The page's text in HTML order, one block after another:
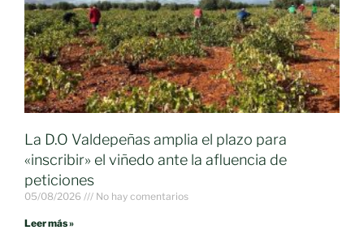
La D.O Valdepeñas amplia el plazo para
«inscribir» el viñedo ante la afluencia de
peticiones
05/08/2026 No hay comentarios
Leer más »